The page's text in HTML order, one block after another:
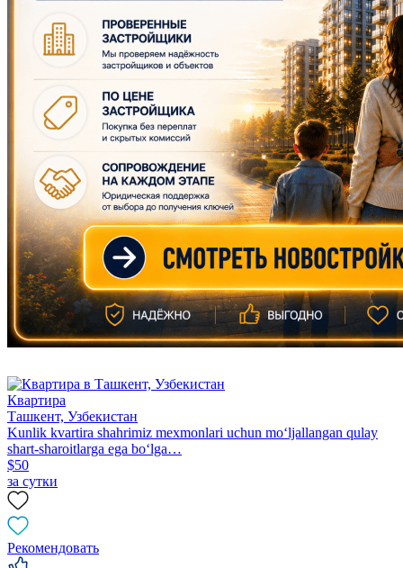
Квартира
Ташкент, Узбекистан
Kunlik kvartira shahrimiz mexmonlari uchun moʻljallangan qulay
shart-sharoitlarga ega boʻlga…
$50
за сутки
Рекомендовать